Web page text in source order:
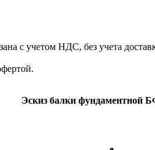
с учетом НДС, без учета
Эскиз балки фундаментной